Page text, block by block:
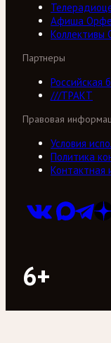
Афиша
Коллективы
Партнеры
Российская
///ТРАКТ
Правовая
Условия
Политика
Контактная
6+